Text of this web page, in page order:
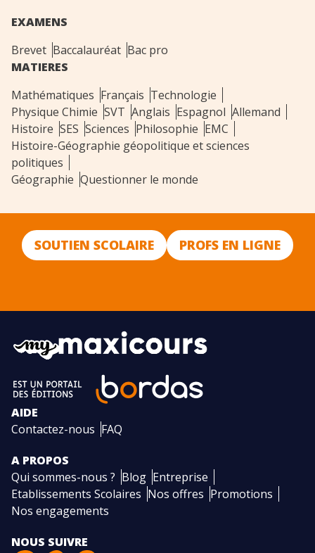
EXAMENS
Brevet Baccalauréat Bac pro
MATIERES
Mathématiques Français Technologie
Physique Chimie SVT Anglais Espagnol Allemand
Histoire SES Sciences Philosophie EMC
Histoire-Géographie géopolitique et sciences
politiques
Géographie Questionner le monde
SOUTIEN SCOLAIRE PROFS EN LIGNE
AIDE
Contactez-nous FAQ
A PROPOS
Qui sommes-nous ? Blog Entreprise
Etablissements Scolaires Nos offres Promotions
Nos engagements
NOUS SUIVRE